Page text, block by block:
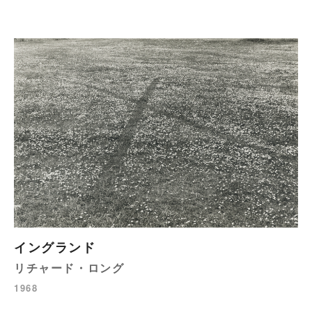
イングランド
リチャード・ロング
1968